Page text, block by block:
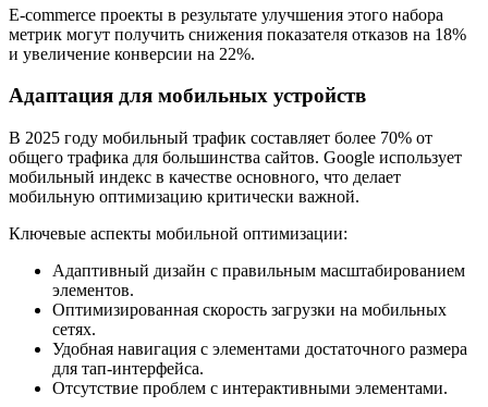
E-commerce проекты в результате улучшения этого набора
метрик могут получить снижения показателя отказов на 18%
и увеличение конверсии на 22%.
Адаптация для мобильных устройств
В 2025 году мобильный трафик составляет более 70% от
общего трафика для большинства сайтов. Google использует
мобильный индекс в качестве основного, что делает
мобильную оптимизацию критически важной.
Ключевые аспекты мобильной оптимизации:
Адаптивный дизайн с правильным масштабированием
элементов.
Оптимизированная скорость загрузки на мобильных
сетях.
Удобная навигация с элементами достаточного размера
для тап-интерфейса.
Отсутствие проблем с интерактивными элементами.